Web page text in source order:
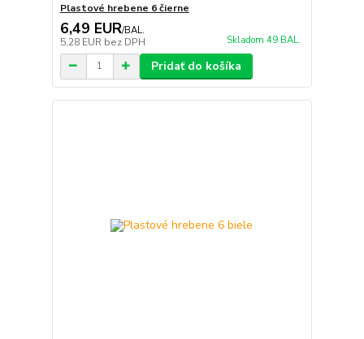
Plastové hrebene 6 čierne
6,49 EUR/BAL.
5,28 EUR bez DPH Skladom 49 BAL.
Pridať do košíka